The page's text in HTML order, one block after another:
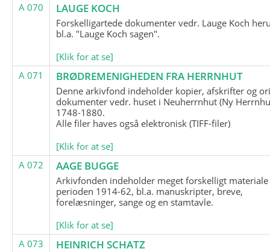
A 070
LAUGE KOCH
Forskelligartede dokumenter vedr. Lauge Koch
bl.a. "Lauge Koch sagen".
[Klik for at se]
A 071
BRØDREMENIGHEDEN FRA HERRNHUT
Denne arkivfond indeholder kopier, afskrifter og
dokumenter vedr. huset i Neuherrnhut (Ny
1748-1880.
Alle filer haves også elektronisk (TIFF-filer)
[Klik for at se]
A 072
AAGE BUGGE
Arkivfonden indeholder meget forskelligt
perioden 1914-62, bl.a. manuskripter, breve,
forelæsninger, sange og en stamtavle.
[Klik for at se]
A 073
HEINRICH SCHATZ